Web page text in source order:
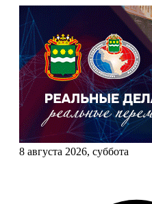
8 августа 2026, суббота